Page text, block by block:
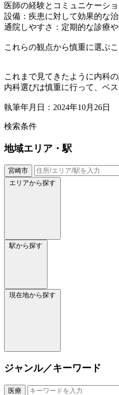
医師の経験とコミュニケーシ
設備：疾患に対して効果的な
通院しやすさ：定期的な診療
これらの観点から慎重に選ぶ
これまで見てきたように内科
内科選びは慎重に行って、ベ
執筆年月日：2024年10月26日
検索条件
地域エリア・駅
宮崎市
エリアから探す
駅から探す
現在地から探す
ジャンル／キーワード
医療